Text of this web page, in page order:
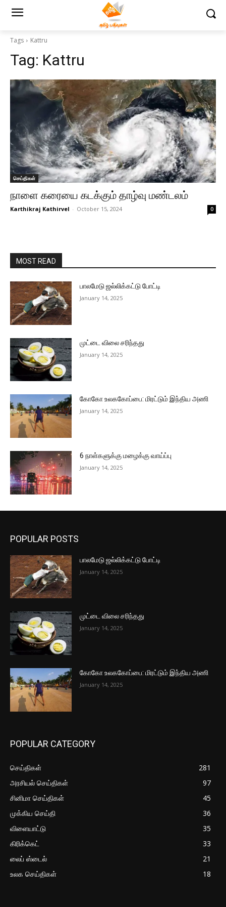
Tags Kattru
Tag: Kattru
செய்திகள்
நாளை கரையை கடக்கும் தாழ்வு மண்டலம்
Karthikraj Kathirvel - October 15, 2024 0
MOST READ
பாலமேடு ஜல்லிக்கட்டு போட்டி
January 14, 2025
முட்டை விலை சரிந்தது
January 14, 2025
கோகோ உலககோப்பை: மிரட்டும் இந்திய அணி
January 14, 2025
6 நாள்களுக்கு மழைக்கு வாய்ப்பு
January 14, 2025
POPULAR POSTS
பாலமேடு ஜல்லிக்கட்டு போட்டி
January 14, 2025
முட்டை விலை சரிந்தது
January 14, 2025
கோகோ உலககோப்பை: மிரட்டும் இந்திய அணி
January 14, 2025
POPULAR CATEGORY
செய்திகள்
281
அரசியல் செய்திகள்
97
சினிமா செய்திகள்
45
முக்கிய செய்தி
36
விளையாட்டு
35
கிரிக்கெட்
33
லைப் ஸ்டைல்
21
உலக செய்திகள்
18